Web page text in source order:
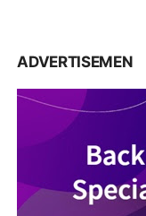
ADVERTISEMEN